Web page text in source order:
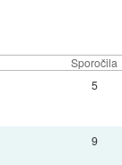
Sporočila
5
9